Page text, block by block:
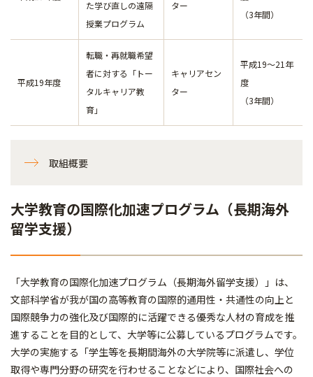
た学び直しの遠隔
授業プログラム
ター
（3年間）
平成19年度
転職・再就職希望
者に対する「トー
タルキャリア教
育」
キャリアセン
ター
平成19～21年
度
（3年間）
取組概要
大学教育の国際化加速プログラム（長期海外
留学支援）
「大学教育の国際化加速プログラム（長期海外留学支援）」は、
文部科学省が我が国の高等教育の国際的通用性・共通性の向上と
国際競争力の強化及び国際的に活躍できる優秀な人材の育成を推
進することを目的として、大学等に公募しているプログラムです。
大学の実施する「学生等を長期間海外の大学院等に派遣し、学位
取得や専門分野の研究を行わせることなどにより、国際社会への